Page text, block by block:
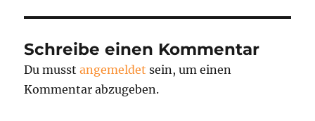
Schreibe einen Kommentar
Du musstangemeldet sein, um einen
Kommentar abzugeben.